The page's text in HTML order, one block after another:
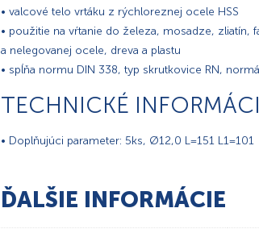
• valcové telo vrtáku z rýchloreznej ocele HSS
• použitie na vŕtanie do železa, mosadze, zliatín,
a nelegovanej ocele, dreva a plastu
• spĺňa normu DIN 338, typ skrutkovice RN,
TECHNICKÉ
• Doplňujúci parameter: 5ks, Ø12,0 L=151 L1=101
ĎALŠIE INFORMÁCIE